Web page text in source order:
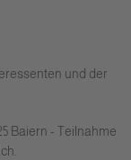
und der
Baiern - Teilnahme